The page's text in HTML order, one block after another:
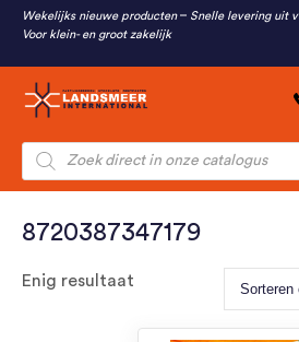
Wekelijks nieuwe producten
Snelle levering uit
Voor klein- en groot zakelijk
Producten
zoeken
8720387347179
Enig resultaat